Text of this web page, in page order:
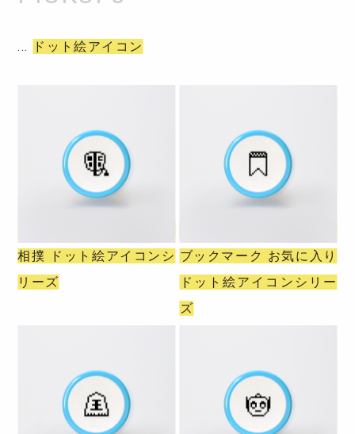
ドット絵アイコン
相撲 ドット絵アイコンシ
リーズ
ブックマーク お気に入り
ドット絵アイコンシリー
ズ